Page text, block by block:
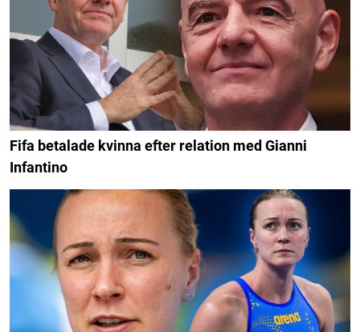
Fifa betalade kvinna efter relation med Gianni
Infantino